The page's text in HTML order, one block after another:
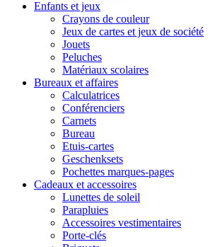
Enfants et jeux
Crayons de couleur
Jeux de cartes et jeux de société
Jouets
Peluches
Matériaux scolaires
Bureaux et affaires
Calculatrices
Conférenciers
Carnets
Bureau
Etuis-cartes
Geschenksets
Pochettes marques-pages
Cadeaux et accessoires
Lunettes de soleil
Parapluies
Accessoires vestimentaires
Porte-clés